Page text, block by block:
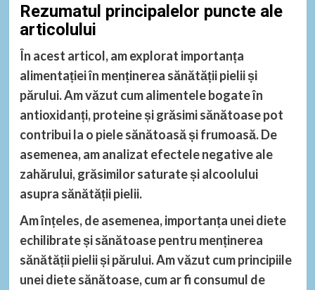
Rezumatul principalelor puncte ale
articolului
În acest articol, am explorat importanța
alimentației în menținerea sănătății pielii și
părului. Am văzut cum alimentele bogate în
antioxidanți, proteine și grăsimi sănătoase pot
contribui la o piele sănătoasă și frumoasă. De
asemenea, am analizat efectele negative ale
zahărului, grăsimilor saturate și alcoolului
asupra sănătății pielii.
Am înțeles, de asemenea, importanța unei diete
echilibrate și sănătoase pentru menținerea
sănătății pielii și părului. Am văzut cum principiile
unei diete sănătoase, cum ar fi consumul de